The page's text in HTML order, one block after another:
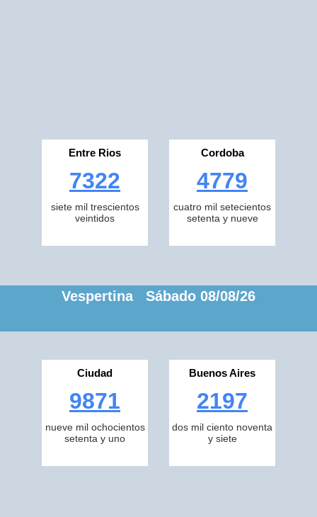
Entre Rios
7322
siete mil trescientos
veintidos
Cordoba
4779
cuatro mil setecientos
setenta y nueve
Vespertina Sábado 08/08/26
Ciudad
9871
nueve mil ochocientos
setenta y uno
Buenos Aires
2197
dos mil ciento noventa
y siete